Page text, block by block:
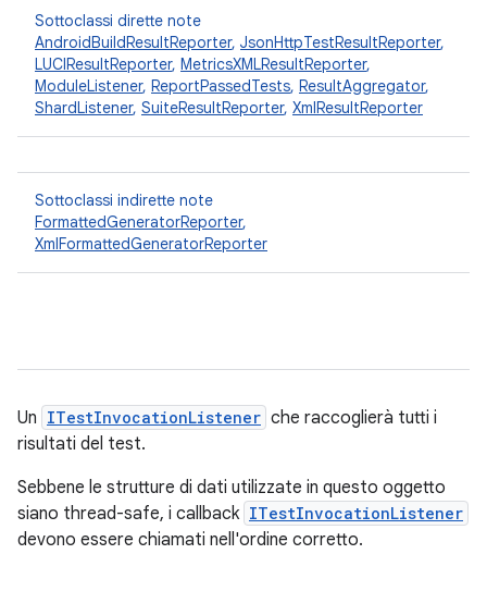
Sottoclassi dirette note
AndroidBuildResultReporter, JsonHttpTestResultReporter,
LUCIResultReporter, MetricsXMLResultReporter,
ModuleListener, ReportPassedTests, ResultAggregator,
ShardListener, SuiteResultReporter, XmlResultReporter
Sottoclassi indirette note
FormattedGeneratorReporter,
XmlFormattedGeneratorReporter
Un ITestInvocationListener che raccoglierà tutti i
risultati del test.
Sebbene le strutture di dati utilizzate in questo oggetto
siano thread-safe, i callback ITestInvocationListener
devono essere chiamati nell'ordine corretto.